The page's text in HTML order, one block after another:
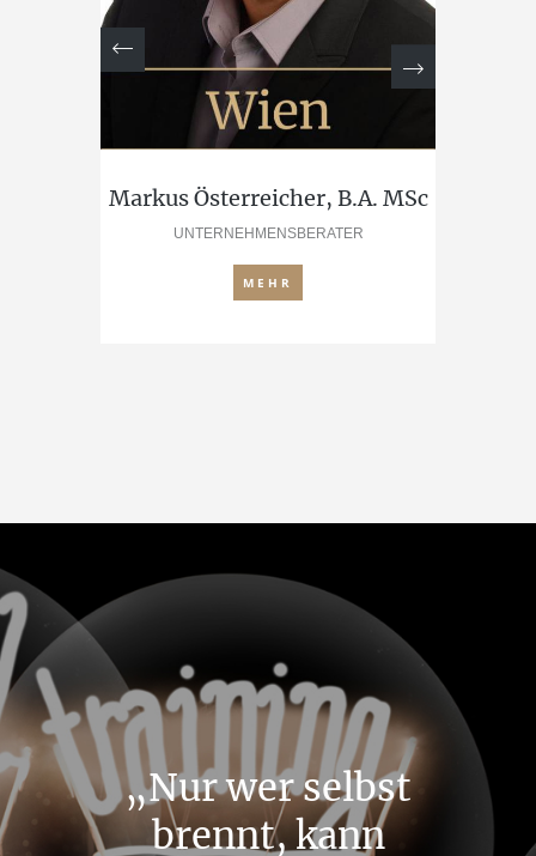
Markus Österreicher, B.A. MSc
UNTERNEHMENSBERATER
MEHR
„Nur wer selbst
brennt, kann